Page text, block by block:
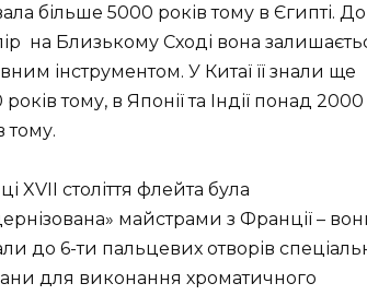
більше 5000 років тому в Єгипті. До
на Близькому Сході вона
інструментом. У Китаї її знали ще
тому, в Японії та Індії понад 2000
тому.
XVII століття флейта була
майстрами з Франції –
до 6-ти пальцевих отворів
для виконання хроматичного